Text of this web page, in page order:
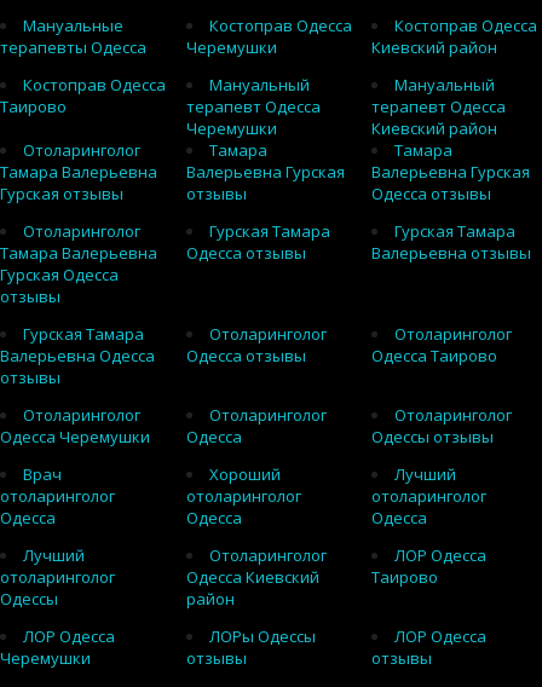
Мануальные
терапевты Одесса
Костоправ Одесса
Черемушки
Костоправ Одесса
Киевский район
Костоправ Одесса
Таирово
Мануальный
терапевт Одесса
Черемушки
Мануальный
терапевт Одесса
Киевский район
Отоларинголог
Тамара Валерьевна
Гурская отзывы
Тамара
Валерьевна Гурская
отзывы
Тамара
Валерьевна Гурская
Одесса отзывы
Отоларинголог
Тамара Валерьевна
Гурская Одесса
отзывы
Гурская Тамара
Одесса отзывы
Гурская Тамара
Валерьевна отзывы
Гурская Тамара
Валерьевна Одесса
отзывы
Отоларинголог
Одесса отзывы
Отоларинголог
Одесса Таирово
Отоларинголог
Одесса Черемушки
Отоларинголог
Одесса
Отоларинголог
Одессы отзывы
Врач
отоларинголог
Одесса
Хороший
отоларинголог
Одесса
Лучший
отоларинголог
Одесса
Лучший
отоларинголог
Одессы
Отоларинголог
Одесса Киевский
район
ЛОР Одесса
Таирово
ЛОР Одесса
Черемушки
ЛОРы Одессы
отзывы
ЛОР Одесса
отзывы